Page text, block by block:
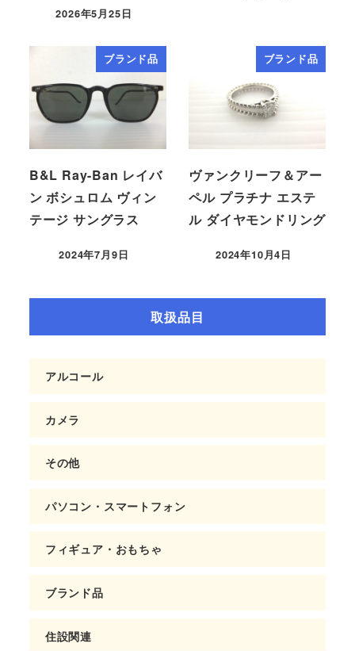
2026年5月25日
ブランド品
B&L Ray-Ban レイバ
ン ボシュロム ヴィン
テージ サングラス
2024年7月9日
ブランド品
ヴァンクリーフ＆アー
ペル プラチナ エステ
ル ダイヤモンドリング
2024年10月4日
取扱品目
アルコール
カメラ
その他
パソコン・スマートフォン
フィギュア・おもちゃ
ブランド品
住設関連